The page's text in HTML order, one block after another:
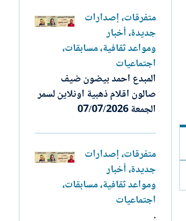
متفرقات، إصدارات
جديدة، أخبار
ومواعد ثقافية، مسابقات،
اجتماعيات
المبدع احمد بيضون ضيف
صالون اقلام ذهبية اونلاين لسمر
الجمعة 07/07/2026
متفرقات، إصدارات
جديدة، أخبار
ومواعد ثقافية، مسابقات،
اجتماعيات
.